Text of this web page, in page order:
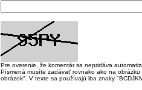
Pre overenie, že komentár sa nepridáva
Písmená musíte zadávať rovnako ako na
obrázok". V texte sa používajú iba znaky